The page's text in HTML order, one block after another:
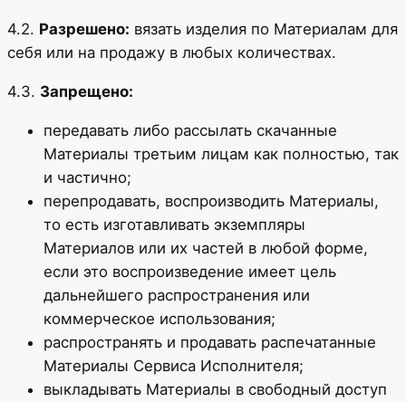
4.2. Разрешено: вязать изделия по Материалам для
себя или на продажу в любых количествах.
4.3. Запрещено:
передавать либо рассылать скачанные
Материалы третьим лицам как полностью, так
и частично;
перепродавать, воспроизводить Материалы,
то есть изготавливать экземпляры
Материалов или их частей в любой форме,
если это воспроизведение имеет цель
дальнейшего распространения или
коммерческое использования;
распространять и продавать распечатанные
Материалы Сервиса Исполнителя;
выкладывать Материалы в свободный доступ